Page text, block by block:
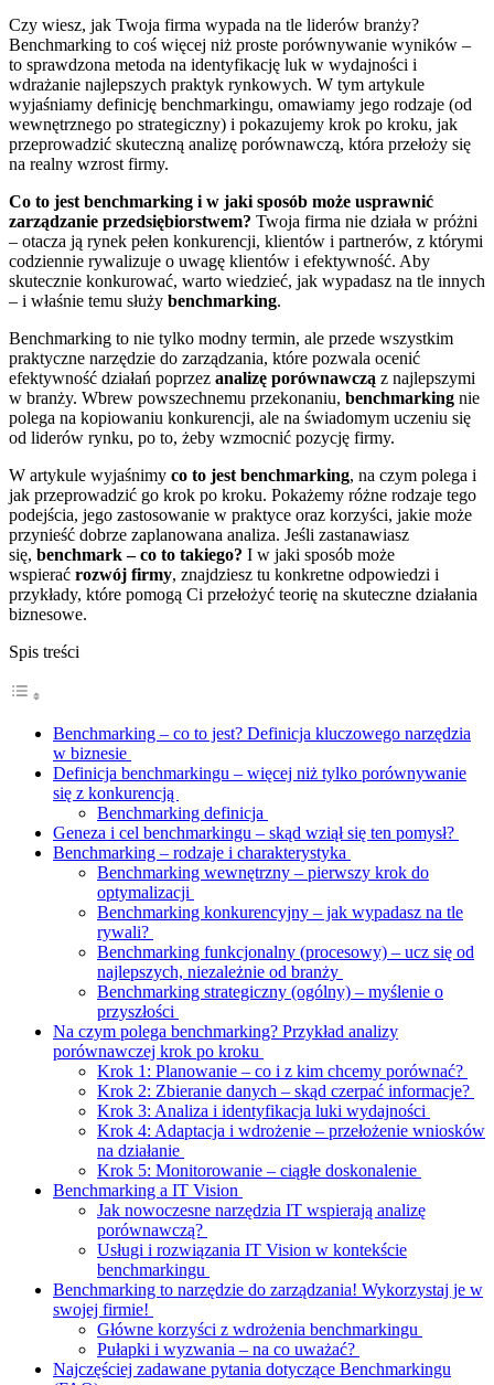
Czy wiesz, jak Twoja firma wypada na tle liderów branży?
Benchmarking to coś więcej niż proste porównywanie wyników –
to sprawdzona metoda na identyfikację luk w wydajności i
wdrażanie najlepszych praktyk rynkowych. W tym artykule
wyjaśniamy definicję benchmarkingu, omawiamy jego rodzaje (od
wewnętrznego po strategiczny) i pokazujemy krok po kroku, jak
przeprowadzić skuteczną analizę porównawczą, która przełoży się
na realny wzrost firmy.
Co to jest benchmarking i w jaki sposób może usprawnić
zarządzanie przedsiębiorstwem? Twoja firma nie działa w próżni
– otacza ją rynek pełen konkurencji, klientów i partnerów, z którymi
codziennie rywalizuje o uwagę klientów i efektywność. Aby
skutecznie konkurować, warto wiedzieć, jak wypadasz na tle innych
– i właśnie temu służy benchmarking.
Benchmarking to nie tylko modny termin, ale przede wszystkim
praktyczne narzędzie do zarządzania, które pozwala ocenić
efektywność działań poprzez analizę porównawczą z najlepszymi
w branży. Wbrew powszechnemu przekonaniu, benchmarking nie
polega na kopiowaniu konkurencji, ale na świadomym uczeniu się
od liderów rynku, po to, żeby wzmocnić pozycję firmy.
W artykule wyjaśnimy co to jest benchmarking, na czym polega i
jak przeprowadzić go krok po kroku. Pokażemy różne rodzaje tego
podejścia, jego zastosowanie w praktyce oraz korzyści, jakie może
przynieść dobrze zaplanowana analiza. Jeśli zastanawiasz
się, benchmark – co to takiego? I w jaki sposób może
wspierać rozwój firmy, znajdziesz tu konkretne odpowiedzi i
przykłady, które pomogą Ci przełożyć teorię na skuteczne działania
biznesowe.
Spis treści
Benchmarking – co to jest? Definicja kluczowego narzędzia
w biznesie
Definicja benchmarkingu – więcej niż tylko porównywanie
się z konkurencją
Benchmarking definicja
Geneza i cel benchmarkingu – skąd wziął się ten pomysł?
Benchmarking – rodzaje i charakterystyka
Benchmarking wewnętrzny – pierwszy krok do
optymalizacji
Benchmarking konkurencyjny – jak wypadasz na tle
rywali?
Benchmarking funkcjonalny (procesowy) – ucz się od
najlepszych, niezależnie od branży
Benchmarking strategiczny (ogólny) – myślenie o
przyszłości
Na czym polega benchmarking? Przykład analizy
porównawczej krok po kroku
Krok 1: Planowanie – co i z kim chcemy porównać?
Krok 2: Zbieranie danych – skąd czerpać informacje?
Krok 3: Analiza i identyfikacja luki wydajności
Krok 4: Adaptacja i wdrożenie – przełożenie wniosków
na działanie
Krok 5: Monitorowanie – ciągłe doskonalenie
Benchmarking a IT Vision
Jak nowoczesne narzędzia IT wspierają analizę
porównawczą?
Usługi i rozwiązania IT Vision w kontekście
benchmarkingu
Benchmarking to narzędzie do zarządzania! Wykorzystaj je w
swojej firmie!
Główne korzyści z wdrożenia benchmarkingu
Pułapki i wyzwania – na co uważać?
Najczęściej zadawane pytania dotyczące Benchmarkingu